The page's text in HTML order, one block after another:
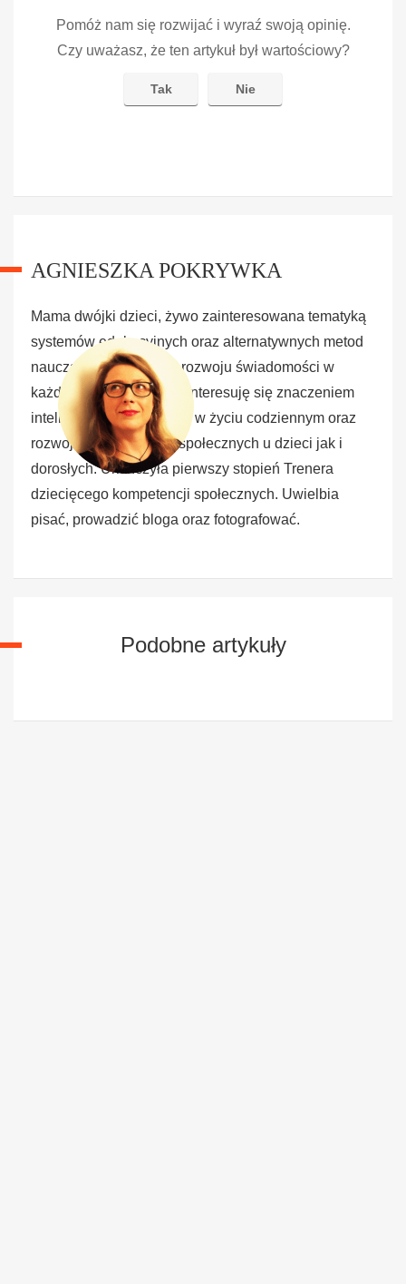
Pomóż nam się rozwijać i wyraź swoją opinię.
Czy uważasz, że ten artykuł był wartościowy?
Tak Nie
AGNIESZKA POKRYWKA
Mama dwójki dzieci, żywo zainteresowana tematyką
systemów edukacyjnych oraz alternatywnych metod
nauczania. Pasjonatka rozwoju świadomości w
każdym aspekcie życia. Interesuję się znaczeniem
inteligencji emocjonalnej w życiu codziennym oraz
rozwojem kompetencji społecznych u dzieci jak i
dorosłych. Ukończyła pierwszy stopień Trenera
dziecięcego kompetencji społecznych. Uwielbia
pisać, prowadzić bloga oraz fotografować.
Podobne artykuły